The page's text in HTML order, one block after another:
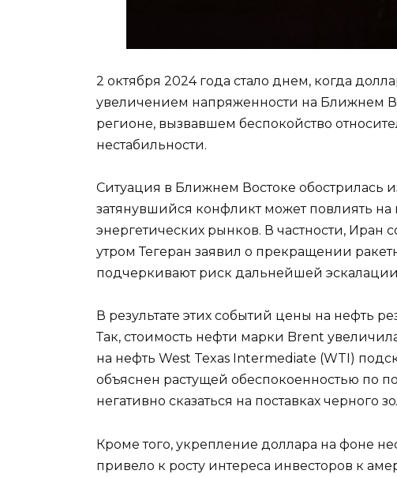
2 октября 2024 года стало днем, когда
увеличением напряженности на Ближнем
регионе, вызвавшем беспокойство
нестабильности.
Ситуация в Ближнем Востоке обострилась
затянувшийся конфликт может повлиять
энергетических рынков. В частности, Иран
утром Тегеран заявил о прекращении
подчеркивают риск дальнейшей
В результате этих событий цены на нефть
Так, стоимость нефти марки Brent
на нефть West Texas Intermediate (WTI)
объяснен растущей обеспокоенностью по
негативно сказаться на поставках черного
Кроме того, укрепление доллара на фоне
привело к росту интереса инвесторов к